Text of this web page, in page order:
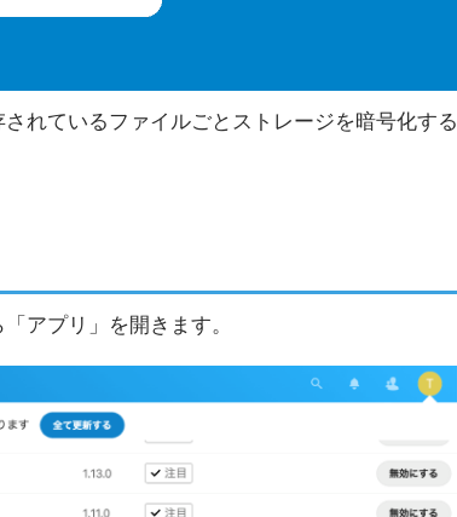
れているファイルごとストレージを暗号化する
アプリ」を開きます。